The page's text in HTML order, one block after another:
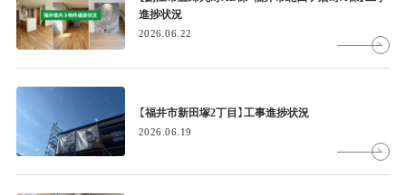
進捗状況
2026.06.22
【福井市新田塚2丁目】工事進捗状況
2026.06.19